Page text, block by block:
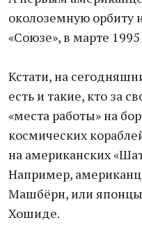
околоземную орбиту
«Союзе», в марте
Кстати, на
есть и такие, кто за
«места работы» на
космических
на американских
Например,
Машбёрн, или
Хошиде.